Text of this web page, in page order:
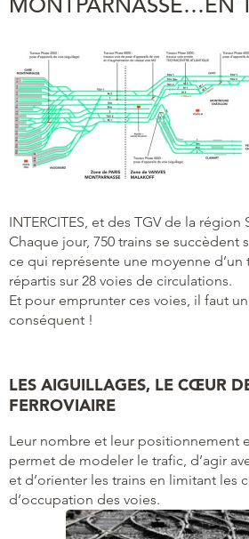
INTERCITES, et des TGV de la région
Chaque jour, 750 trains se succèdent
ce qui représente une moyenne d’un
répartis sur 28 voies de circulations.
Et pour emprunter ces voies, il faut
conséquent !
LES AIGUILLAGES, LE CŒUR
FERROVIAIRE
Leur nombre et leur positionnement
permet de modeler le trafic, d’agir
et d’orienter les trains en limitant les
d’occupation des voies.